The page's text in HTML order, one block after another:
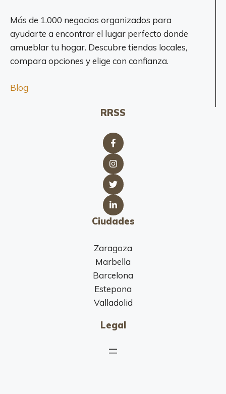
Más de 1.000 negocios organizados para
ayudarte a encontrar el lugar perfecto donde
amueblar tu hogar. Descubre tiendas locales,
compara opciones y elige con confianza.
Blog
RRSS
Ciudades
Zaragoza
Marbella
Barcelona
Estepona
Valladolid
Legal